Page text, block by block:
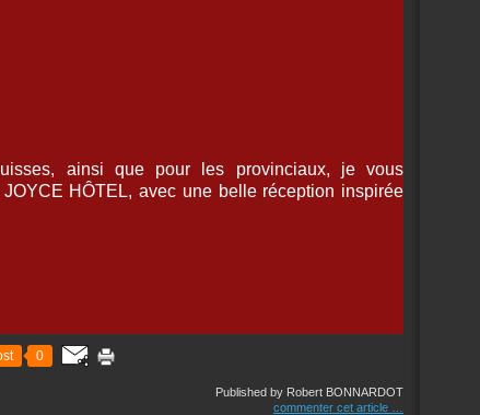
ainsi que pour les provinciaux, je vous
HÔTEL, avec une belle réception inspirée
0
Published by Robert BONNARDOT
commenter cet article